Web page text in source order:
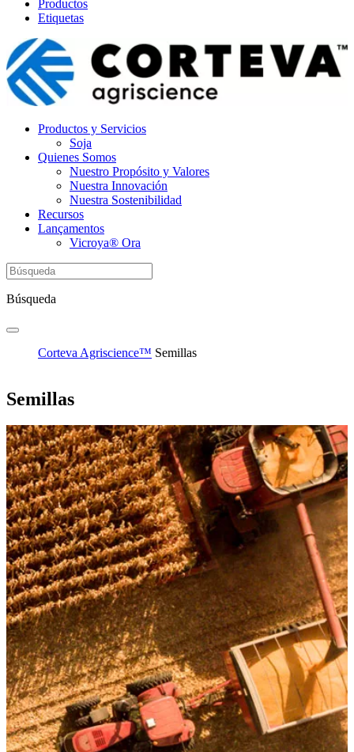
Productos
Etiquetas
Productos y Servicios
Soja
Quienes Somos
Nuestro Propósito y Valores
Nuestra Innovación
Nuestra Sostenibilidad
Recursos
Lançamentos
Vicroya® Ora
Búsqueda
Corteva Agriscience™ Semillas
Semillas